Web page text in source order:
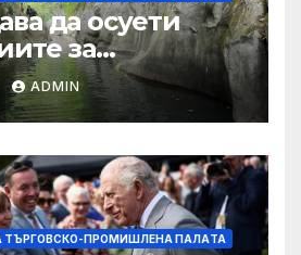
да осуети
за
на Тайван“.
ADMIN
ТЪРГОВСКО-ПРОМИШЛЕНА ПАЛAТА